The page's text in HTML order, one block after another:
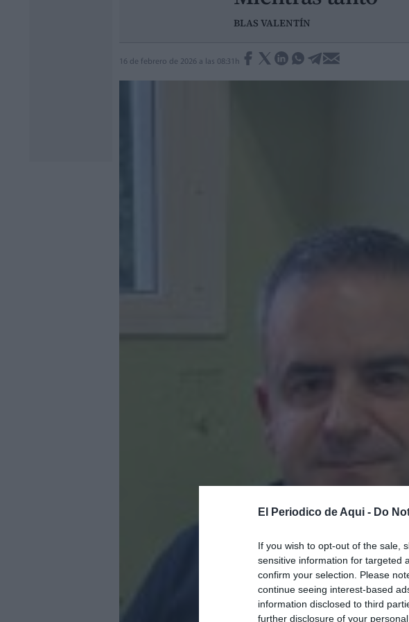
El Periodico de Aqui - Do
If you wish to opt-out of the sale,
sensitive information for targeted
confirm your selection. Please
continue seeing interest-based
information disclosed to third
further disclosure of your
BLAS VALENTÍN
16 de febrero de 2026 a las 08:31h